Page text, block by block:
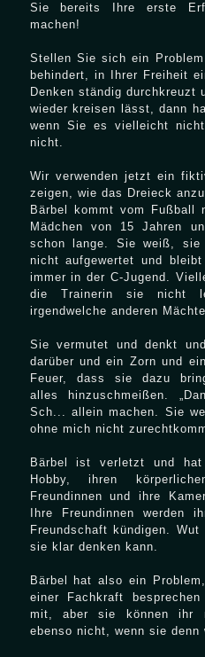
Sie bereits Ihre erste
machen!
Stellen Sie sich ein
behindert, in Ihrer Freiheit
Denken ständig durchkreuzt
wieder kreisen lässt, dann
wenn Sie es vielleicht
nicht.
Wir verwenden jetzt ein
zeigen, wie das Dreieck
Bärbel kommt vom Fußball
Mädchen von 15 Jahren
schon lange. Sie weiß,
nicht aufgewertet und
immer in der C-Jugend.
die Trainerin sie nicht
irgendwelche anderen
Sie vermutet und denkt
darüber und ein Zorn und
Feuer, dass sie dazu
alles hinzuschmeißen.
Sch... allein machen. Sie
ohne mich nicht
Bärbel ist verletzt und
Hobby, ihren
Freundinnen und ihre
Ihre Freundinnen
Freundschaft kündigen.
sie klar denken kann.
Bärbel hat also ein
einer Fachkraft
mit, aber sie können ihr
ebenso nicht, wenn sie denn